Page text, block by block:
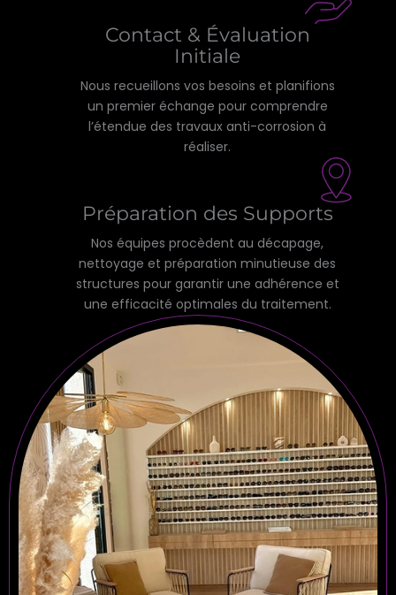
Contact & Évaluation
Initiale
Nous recueillons vos besoins et planifions
un premier échange pour comprendre
l’étendue des travaux anti-corrosion à
réaliser.
Préparation des Supports
Nos équipes procèdent au décapage,
nettoyage et préparation minutieuse des
structures pour garantir une adhérence et
une efficacité optimales du traitement.